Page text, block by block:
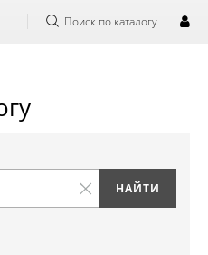
Поиск по каталогу